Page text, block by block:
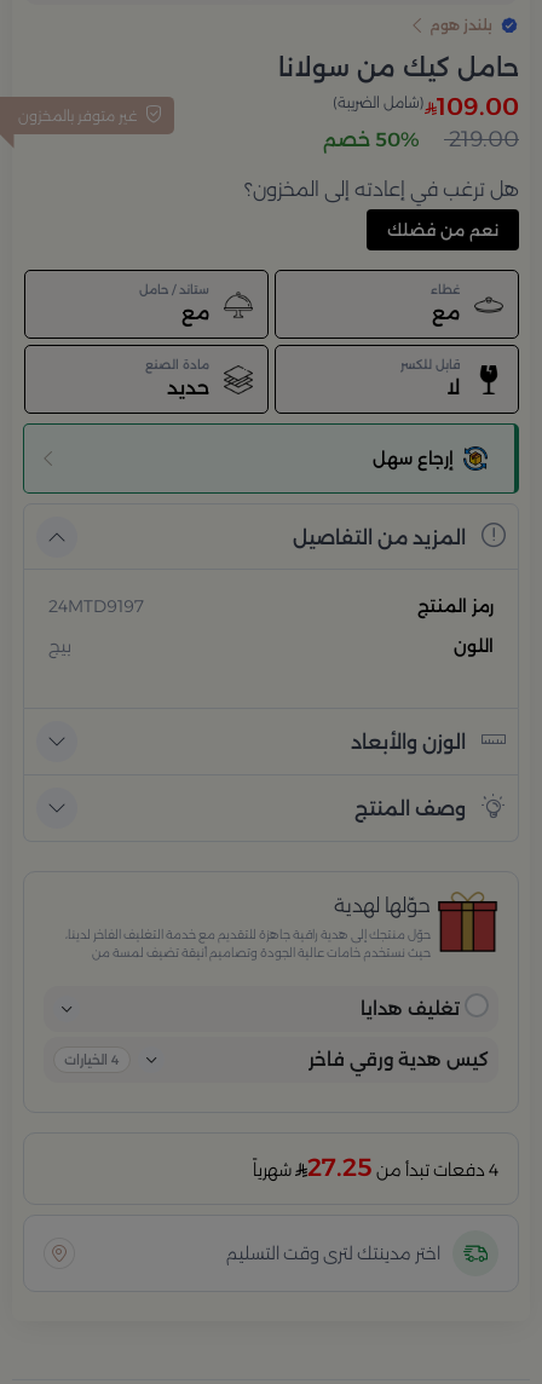
بلندز هوم
حامل كيك من سولانا
غير متوفر بالمخزون 109.00 (شامل الضريبة)
219.00 50% خصم
هل ترغب في إعادته إلى المخزون؟
نعم من فضلك
غطاء
مع
ستاند / حامل
مع
قابل للكسر
لا
مادة الصنع
حديد
إرجاع سهل
المزيد من التفاصيل
رمز المنتج
24MTD9197
اللون
بيج
الوزن والأبعاد
وصف المنتج
حوّلها لهدية
حوّل منتجك إلى هدية راقية جاهزة للتقديم مع خدمة التغليف الفاخر لدينا،
حيث نستخدم خامات عالية الجودة وتصاميم أنيقة تضيف لمسة من
تغليف هدايا
كيس هدية ورقي فاخر 4 الخيارات
4 دفعات تبدأ من 27.25 شهرياً
اختر مدينتك لترى وقت التسليم